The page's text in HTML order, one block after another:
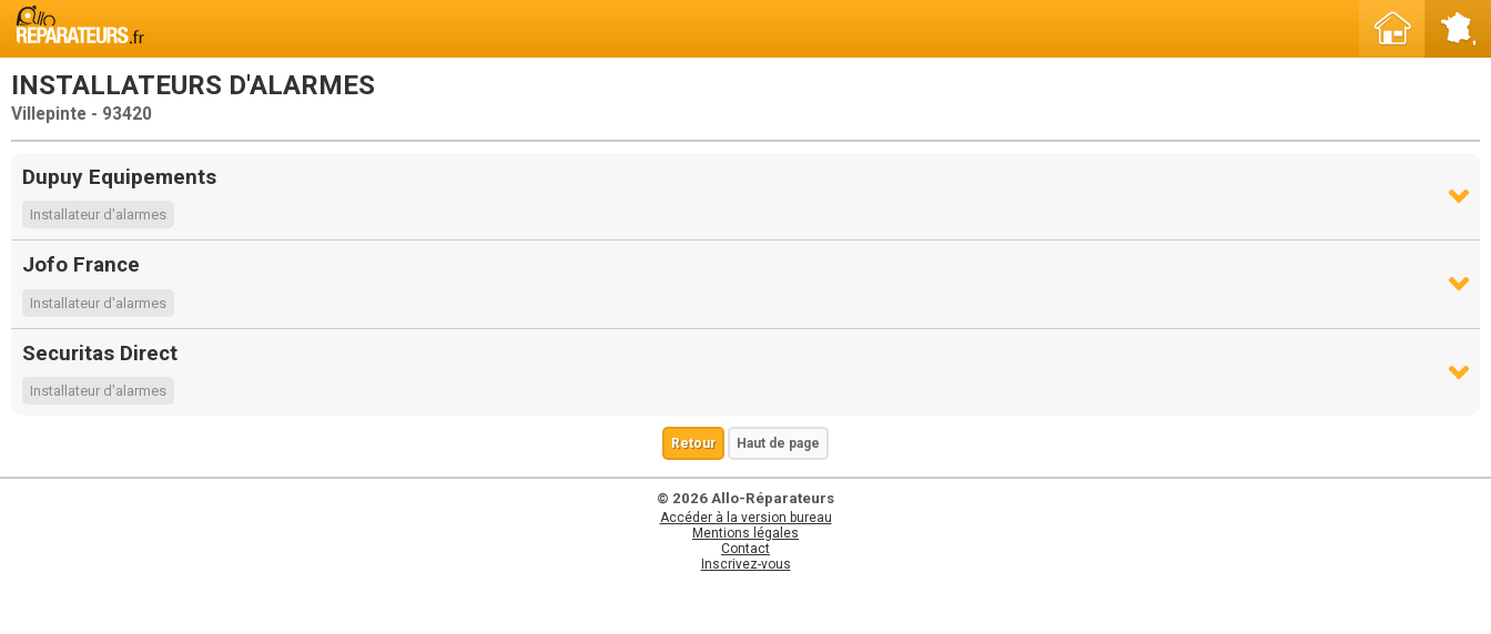
INSTALLATEURS D'ALARMES
Villepinte - 93420
Dupuy Equipements
Installateur d'alarmes
Jofo France
Installateur d'alarmes
Securitas Direct
Installateur d'alarmes
Retour Haut de page
© 2026 Allo-Réparateurs
Accéder à la version bureau
Mentions légales
Contact
Inscrivez-vous